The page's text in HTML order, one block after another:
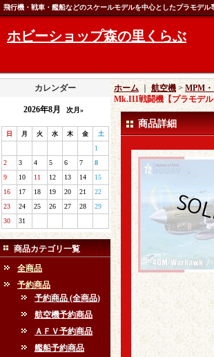
飛行機・戦車・艦船などのスケールモデルを中心としたプラモデル
ホビーショップ森の里くらぶ
カレンダー
2026年8月 次月»
日 月 火 水 木 金 土
1
2
3 4 5 6 7
8
9
10 11 12 13 14
15
16
17 18 19 20 21
22
23
24 25 26 27 28
29
30
31
商品カテゴリ一覧
全商品
予約商品
予約商品 (全商品)
航空機予約商品
ＡＦＶ予約商品
艦船予約商品
ホーム 航空機 > MPM
Mk.III戦闘機【プラモデル
商品詳細